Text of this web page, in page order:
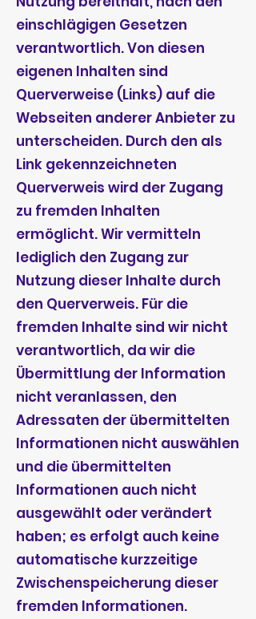
einschlägigen Gesetzen
verantwortlich. Von diesen
eigenen Inhalten sind
Querverweise (Links) auf die
Webseiten anderer Anbieter zu
unterscheiden. Durch den als
Link gekennzeichneten
Querverweis wird der Zugang
zu fremden Inhalten
ermöglicht. Wir vermitteln
lediglich den Zugang zur
Nutzung dieser Inhalte durch
den Querverweis. Für die
fremden Inhalte sind wir nicht
verantwortlich, da wir die
Übermittlung der Information
nicht veranlassen, den
Adressaten der übermittelten
Informationen nicht auswählen
und die übermittelten
Informationen auch nicht
ausgewählt oder verändert
haben; es erfolgt auch keine
automatische kurzzeitige
Zwischenspeicherung dieser
fremden Informationen.